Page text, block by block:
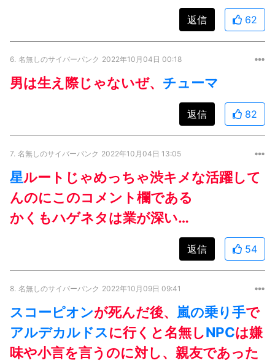
返信 62
6. 名無しのサイバーパンク 2022年10月04日 00:18
男は生え際じゃないぜ、 チューマ
返信 82
7. 名無しのサイバーパンク 2022年10月04日 13:05
星ルートじゃめっちゃ渋キメな活躍して
んのにこのコメント欄である
かくもハゲネタは業が深い…
返信 54
8. 名無しのサイバーパンク 2022年10月09日 09:41
スコーピオンが死んだ後、 嵐の乗り手で
アルデカルドスに行くと名無しNPCは嫌
味や小言を言うのに対し、親友であった